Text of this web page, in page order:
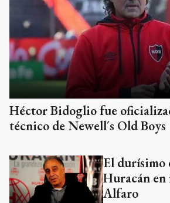
Héctor Bidoglio fue
técnico de Newell´s Old Boys
El durísimo
Huracán en
Alfaro